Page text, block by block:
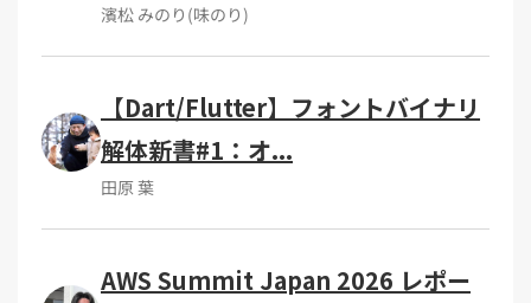
濱松 みのり(味のり)
【Dart/Flutter】フォントバイナリ
解体新書#1：オ...
田原 葉
AWS Summit Japan 2026 レポー